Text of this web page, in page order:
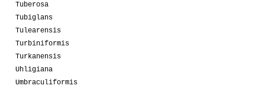
Tuberosa
Tubiglans
Tulearensis
Turbiniformis
Turkanensis
Uhligiana
Umbraculiformis